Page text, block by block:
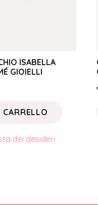
ISABELLA
GIOIELLI
dei desideri